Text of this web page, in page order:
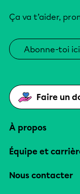
Ça va t’aider,
Abonne-toi
Faire un
À propos
Équipe et
Nous contacter